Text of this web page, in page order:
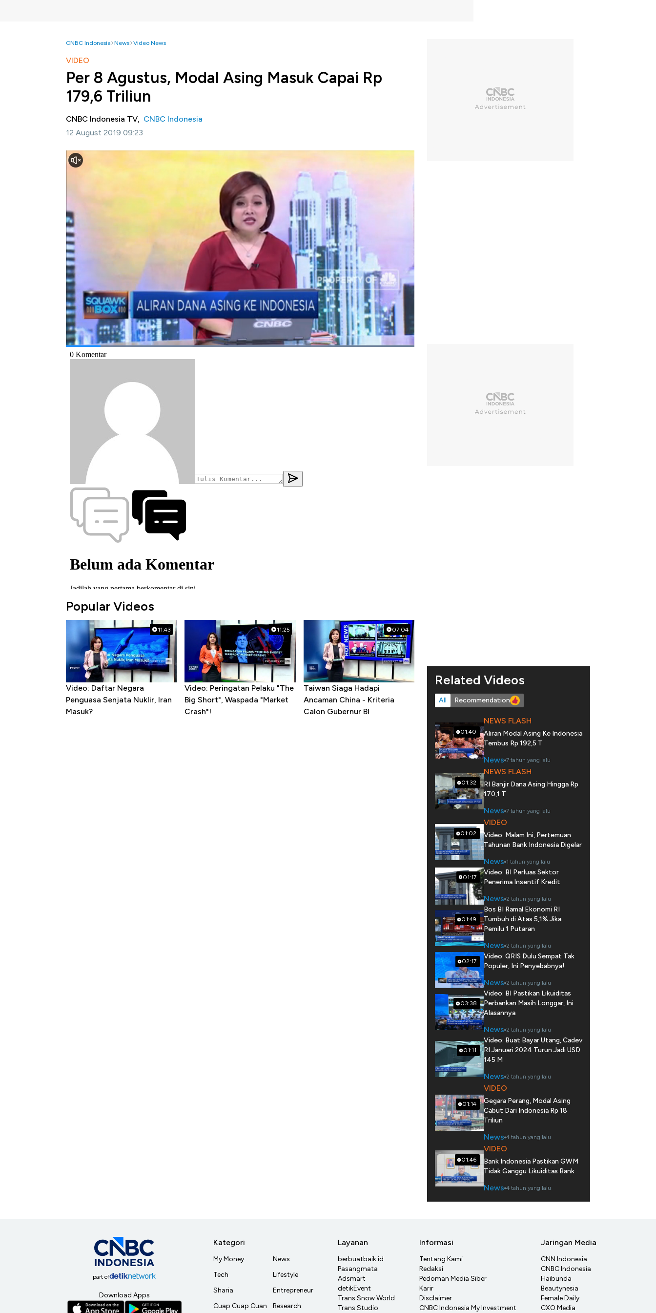
CNBC Indonesia News Video News
VIDEO
Per 8 Agustus, Modal Asing Masuk Capai Rp
179,6 Triliun
CNBC Indonesia TV, CNBC Indonesia
12 August 2019 09:23
Jakarta, CNBC Indonesia- Bank Indonesia (
bersih secara
tahun kalender (
) hingga 8 Agustus mencapai Rp179,6 triliun. Angka ini meningkat Rp9,6
triliun dibanding periode sama bulan sebelumnya.
Jika dirinci, aliran modal masuk tersebut terdiri atas transaksi Surat Berharga Negara (SBN) sebesar
Rp113,7 triliun, atau 63,3% dari total aliran masuk asing. Sementara itu, aliran modal sebanyak Rp65,9
triliun, atau 36,7%, berasal dari transaksi saham.
Simak informasi selengkapnya di Squawk Box, CNBC Indonesia (Senin, 12/08/2019) berikut ini.
Bagikan:
#bank indonesia #modal asing #sbn
Popular Videos
11:43
Video: Daftar Negara
Penguasa Senjata Nuklir, Iran
Masuk?
11:25
Video: Peringatan Pelaku "The
Big Short", Waspada "Market
Crash"!
07:04
Taiwan Siaga Hadapi
Ancaman China - Kriteria
Calon Gubernur BI
Related Videos
All Recommendation
01:40
NEWS FLASH
Aliran Modal Asing Ke Indonesia
Tembus Rp 192,5 T
News 7 tahun yang lalu
01:32
NEWS FLASH
RI Banjir Dana Asing Hingga Rp
170,1 T
News 7 tahun yang lalu
01:02
VIDEO
Video: Malam Ini, Pertemuan
Tahunan Bank Indonesia Digelar
News 1 tahun yang lalu
01:17
Video: BI Perluas Sektor
Penerima Insentif Kredit
News 2 tahun yang lalu
01:49
Bos BI Ramal Ekonomi RI
Tumbuh di Atas 5,1% Jika
Pemilu 1 Putaran
News 2 tahun yang lalu
02:17
Video: QRIS Dulu Sempat Tak
Populer, Ini Penyebabnya!
News 2 tahun yang lalu
03:38
Video: BI Pastikan Likuiditas
Perbankan Masih Longgar, Ini
Alasannya
News 2 tahun yang lalu
01:11
Video: Buat Bayar Utang, Cadev
RI Januari 2024 Turun Jadi USD
145 M
News 2 tahun yang lalu
01:14
VIDEO
Gegara Perang, Modal Asing
Cabut Dari Indonesia Rp 18
Triliun
News 4 tahun yang lalu
01:46
VIDEO
Bank Indonesia Pastikan GWM
Tidak Ganggu Likuiditas Bank
News 4 tahun yang lalu
part of
Download Apps
Kategori
My Money
Tech
Sharia
Cuap Cuap Cuan
News
Lifestyle
Entrepreneur
Research
Layanan
berbuatbaik.id
Pasangmata
Adsmart
detikEvent
Trans Snow World
Trans Studio
Informasi
Tentang Kami
Redaksi
Pedoman Media Siber
Karir
Disclaimer
CNBC Indonesia My Investment
Jaringan Media
CNN Indonesia
CNBC Indonesia
Haibunda
Beautynesia
Female Daily
CXO Media